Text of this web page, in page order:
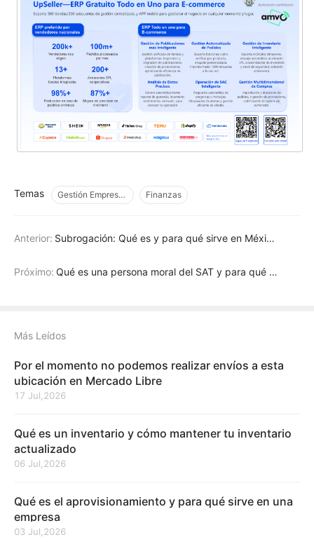
Temas Gestión Empresarial Finanzas
Anterior: Subrogación: Qué es y para qué sirve en México [Guía 2026]
Próximo: Qué es una persona moral del SAT y para qué sirve en México
Más Leídos
Por el momento no podemos realizar envíos a esta
ubicación en Mercado Libre
17 Jul,2026
Qué es un inventario y cómo mantener tu inventario
actualizado
06 Jul,2026
Qué es el aprovisionamiento y para qué sirve en una
empresa
03 Jul,2026